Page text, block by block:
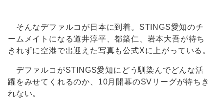
そんなデファルコが日本に到着。STINGS愛知のチ
ームメイトになる道井淳平、都築仁、岩本大吾が待ち
きれずに空港で出迎えた写真も公式Xに上がっている。
デファルコがSTINGS愛知にどう馴染んでどんな活
躍をみせてくれるのか、10月開幕のSVリーグが待ちき
れない。